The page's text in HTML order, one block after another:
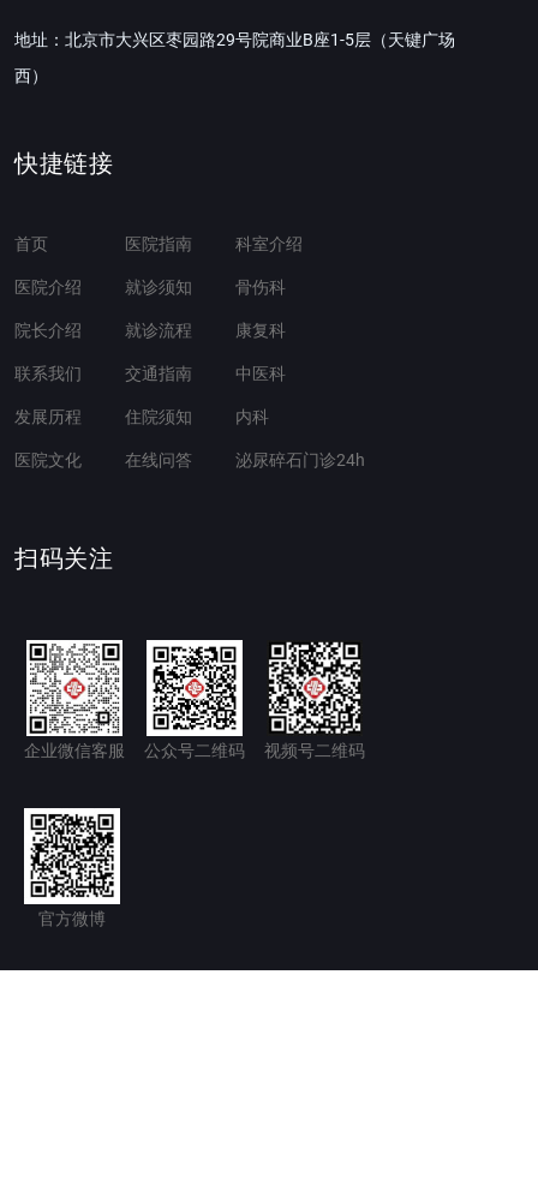
地址：北京市大兴区枣园路29号院商业B座1-5层（天键广场
西）
快捷链接
首页
医院介绍
院长介绍
联系我们
发展历程
医院文化
医院指南
就诊须知
就诊流程
交通指南
住院须知
在线问答
科室介绍
骨伤科
康复科
中医科
内科
泌尿碎石门诊24h
扫码关注
企业微信客服 公众号二维码 视频号二维码
官方微博